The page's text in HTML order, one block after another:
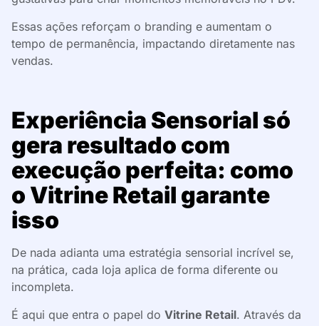
Essas ações reforçam o branding e aumentam o
tempo de permanência, impactando diretamente nas
vendas.
Experiência Sensorial só
gera resultado com
execução perfeita: como
o Vitrine Retail garante
isso
De nada adianta uma estratégia sensorial incrível se,
na prática, cada loja aplica de forma diferente ou
incompleta.
É aqui que entra o papel do Vitrine Retail. Através da